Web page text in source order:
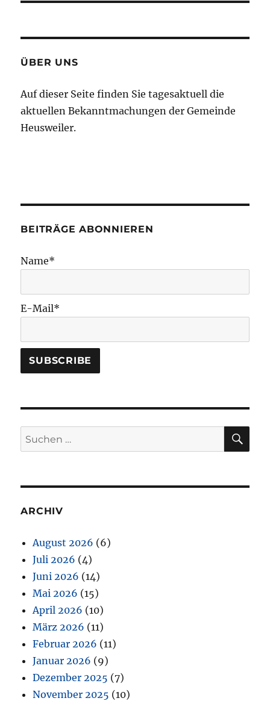
ÜBER UNS
Auf dieser Seite finden Sie tagesaktuell die
aktuellen Bekanntmachungen der Gemeinde
Heusweiler.
BEITRÄGE ABONNIEREN
Name*
E-Mail*
Suchen
nach:
ARCHIV
August 2026 (6)
Juli 2026 (4)
Juni 2026 (14)
Mai 2026 (15)
April 2026 (10)
März 2026 (11)
Februar 2026 (11)
Januar 2026 (9)
Dezember 2025 (7)
November 2025 (10)